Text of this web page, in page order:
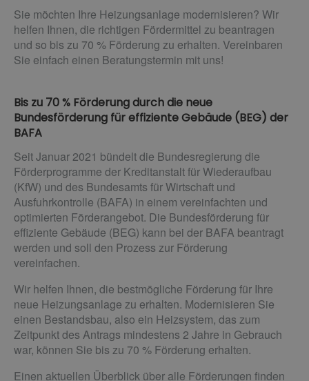
Sie möchten Ihre Heizungsanlage modernisieren? Wir
helfen Ihnen, die richtigen Fördermittel zu beantragen
und so bis zu 70 % Förderung zu erhalten. Vereinbaren
Sie einfach einen Beratungstermin mit uns!
Bis zu 70 % Förderung durch die neue
Bundesförderung für effiziente Gebäude (BEG) der
BAFA
Seit Januar 2021 bündelt die Bundesregierung die
Förderprogramme der Kreditanstalt für Wiederaufbau
(KfW) und des Bundesamts für Wirtschaft und
Ausfuhrkontrolle (BAFA) in einem vereinfachten und
optimierten Förderangebot. Die Bundesförderung für
effiziente Gebäude (BEG) kann bei der BAFA beantragt
werden und soll den Prozess zur Förderung
vereinfachen.
Wir helfen Ihnen, die bestmögliche Förderung für Ihre
neue Heizungsanlage zu erhalten. Modernisieren Sie
einen Bestandsbau, also ein Heizsystem, das zum
Zeitpunkt des Antrags mindestens 2 Jahre in Gebrauch
war, können Sie bis zu 70 % Förderung erhalten.
Einen aktuellen Überblick über alle Förderungen finden